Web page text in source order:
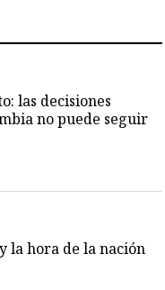
las decisiones
no puede seguir
la hora de la nación